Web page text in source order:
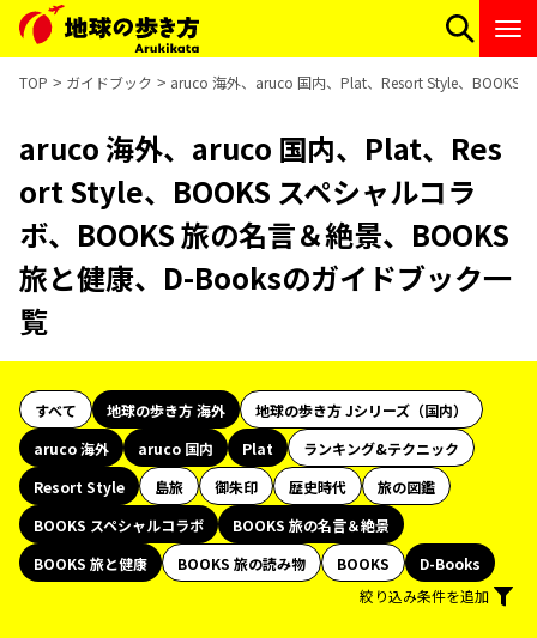
TOP ガイドブック aruco 海外、aruco 国内、Plat、Resort Style、BOOKS
aruco 海外、aruco 国内、Plat、Res
ort Style、BOOKS スペシャルコラ
ボ、BOOKS 旅の名言＆絶景、BOOKS
旅と健康、D-Booksのガイドブック一
覧
すべて 地球の歩き方 海外
地球の歩き方 Jシリーズ（国内）
aruco 海外
aruco 国内 Plat
ランキング&テクニック
Resort Style
島旅 御朱印 歴史時代
旅の図鑑
BOOKS スペシャルコラボ
BOOKS 旅の名言＆絶景
BOOKS 旅と健康
BOOKS 旅の読み物 BOOKS
D-Books
絞り込み条件を追加